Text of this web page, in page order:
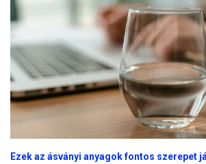
Ezek az ásványi anyagok fontos szerepet